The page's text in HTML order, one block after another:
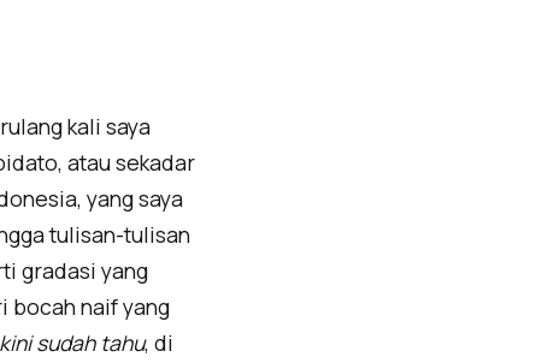
kali saya
atau sekadar
yang saya
tulisan-tulisan
gradasi yang
bocah naif yang
sudah tahu, di